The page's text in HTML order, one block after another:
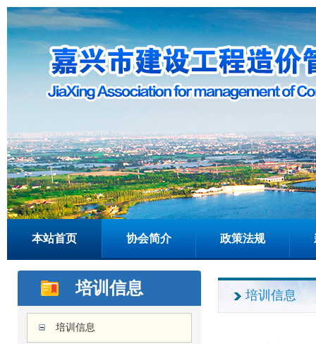
本站首页 协会简介 政策法规
培训信息
培训信息
培训信息